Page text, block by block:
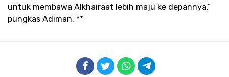
untuk membawa Alkhairaat lebih maju ke depannya,”
pungkas Adiman. **